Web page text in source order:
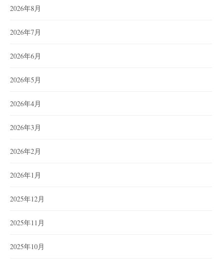
2026年8月
2026年7月
2026年6月
2026年5月
2026年4月
2026年3月
2026年2月
2026年1月
2025年12月
2025年11月
2025年10月